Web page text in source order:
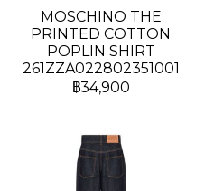
MOSCHINO THE
PRINTED COTTON
POPLIN SHIRT
261ZZA022802351001
฿34,900